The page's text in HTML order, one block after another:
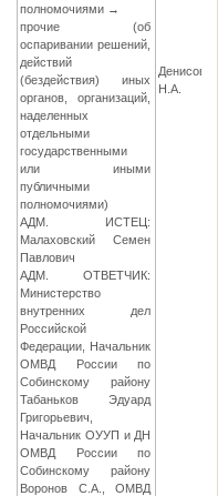
полномочиями →
прочие (об
оспаривании решений,
действий
(бездействия) иных
органов, организаций,
наделенных
отдельными
государственными
или иными
публичными
полномочиями)
АДМ. ИСТЕЦ:
Малаховский Семен
Павлович
АДМ. ОТВЕТЧИК:
Министерство
внутренних дел
Российской
Федерации, Начальник
ОМВД России по
Собинскому району
Табаньков Эдуард
Григорьевич,
Начальник ОУУП и ДН
ОМВД России по
Собинскому району
Воронов С.А., ОМВД
Денисова
Н.А.